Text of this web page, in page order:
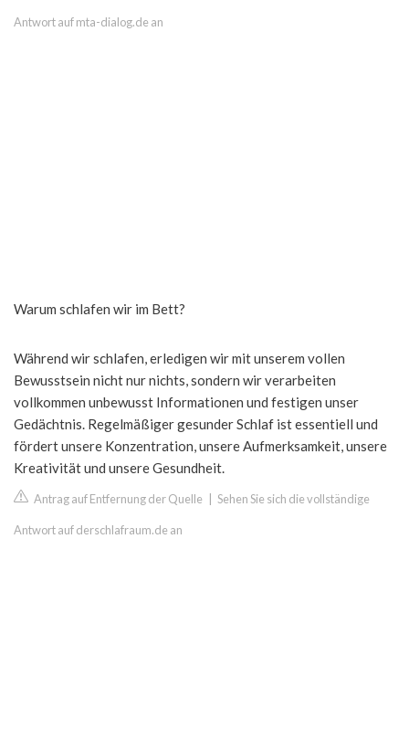
Antwort auf mta-dialog.de an
Warum schlafen wir im Bett?
Während wir schlafen, erledigen wir mit unserem vollen
Bewusstsein nicht nur nichts, sondern wir verarbeiten
vollkommen unbewusst Informationen und festigen unser
Gedächtnis. Regelmäßiger gesunder Schlaf ist essentiell und
fördert unsere Konzentration, unsere Aufmerksamkeit, unsere
Kreativität und unsere Gesundheit.
Antrag auf Entfernung der Quelle Sehen Sie sich die vollständige
Antwort auf derschlafraum.de an